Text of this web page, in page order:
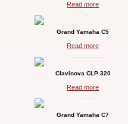
Read more
Grand Yamaha C5
Read more
Clavinova CLP 320
Read more
Grand Yamaha C7